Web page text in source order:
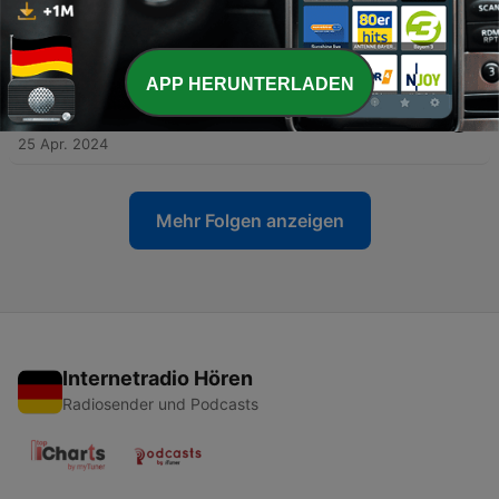
88 - #51 - Alle C2 Lernende aufgepasst! :) - mit Spiros
Koukidis
07 Jun. 2024
87 - #50 - Deutsch lernen mit Plan - Aussprach lernen,
aber wie?
25 Apr. 2024
Mehr Folgen anzeigen
Internetradio Hören
Radiosender und Podcasts
APP HERUNTERLADEN